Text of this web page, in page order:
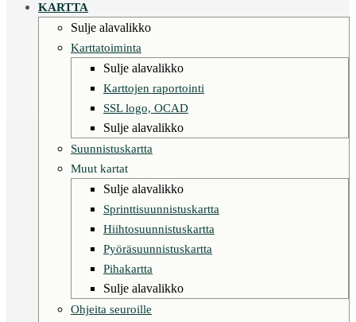
KARTTA
Sulje alavalikko
Karttatoiminta
Sulje alavalikko
Karttojen raportointi
SSL logo, OCAD
Sulje alavalikko
Suunnistuskartta
Muut kartat
Sulje alavalikko
Sprinttisuunnistuskartta
Hiihtosuunnistuskartta
Pyöräsuunnistuskartta
Pihakartta
Sulje alavalikko
Ohjeita seuroille